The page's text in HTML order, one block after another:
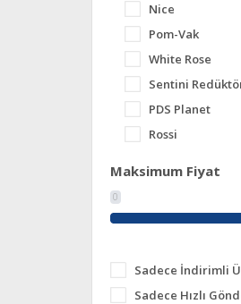
Nice
Pom-Vak
White Rose
Sentini
PDS Planet
Rossi
Maksimum Fiyat
0
Sadece İndirimli
Sadece Hızlı